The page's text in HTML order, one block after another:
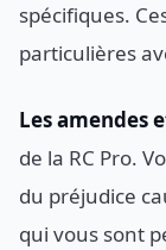
spécifiques.
particulières
Les amendes
de la RC Pro.
du préjudice
qui vous sont